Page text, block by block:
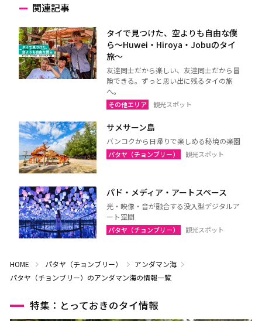
関連記事
タイで見つけた、空よりも自由な僕
ら～Huwei・Hiroya・Jobuのタイ
旅～
友達同士だから楽しい、友達同士だから冒
険できる。ずっと思い出に残るタイの旅
へ。
その他エリア 観光スポット
サメサーン島
バンコクから日帰りで楽しめる秘境の楽園
パタヤ（チョンブリー） 観光スポット
パド・メディア・アートスペース
光・映像・音が融合する没入型デジタルア
ート空間
パタヤ（チョンブリー） 観光スポット
HOME パタヤ（チョンブリー）
アンダマン海
パタヤ（チョンブリー）のアンダマン海の情報一覧
特集：とっておきのタイ情報